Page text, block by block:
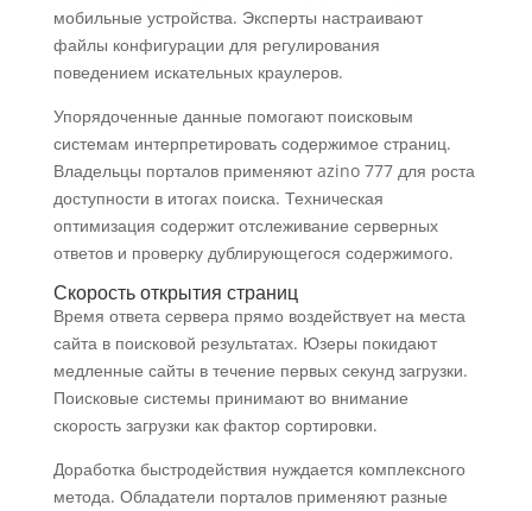
мобильные устройства. Эксперты настраивают
файлы конфигурации для регулирования
поведением искательных краулеров.
Упорядоченные данные помогают поисковым
системам интерпретировать содержимое страниц.
Владельцы порталов применяют azino 777 для роста
доступности в итогах поиска. Техническая
оптимизация содержит отслеживание серверных
ответов и проверку дублирующегося содержимого.
Скорость открытия страниц
Время ответа сервера прямо воздействует на места
сайта в поисковой результатах. Юзеры покидают
медленные сайты в течение первых секунд загрузки.
Поисковые системы принимают во внимание
скорость загрузки как фактор сортировки.
Доработка быстродействия нуждается комплексного
метода. Обладатели порталов применяют разные